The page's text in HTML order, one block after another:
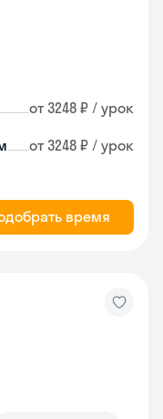
от 3248 ₽ / урок
от 3248 ₽ / урок
время